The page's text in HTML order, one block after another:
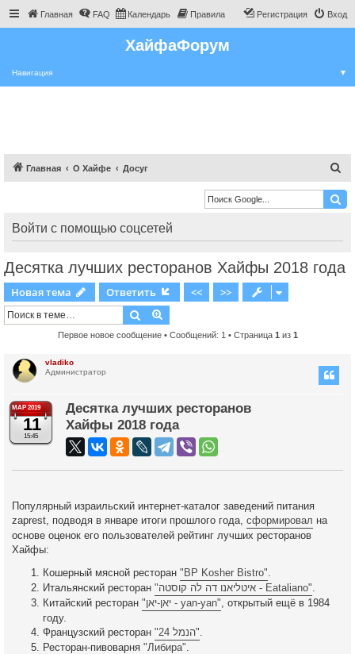
Главная FAQ Календарь Правила Вход
Регистрация
ХайфаФорум
Навигация ▼
Главная О Хайфе Досуг
и
к
Войти с помощью соцсетей
Десятка лучших ресторанов Хайфы 2018 года
Новая тема Ответить <<
>>
Поиск
Первое новое сообщение• Сообщений: 1 • Страница 1 из 1
vladiko
Администратор
МАР 2019
11
15:45
Десятка лучших ресторанов
Хайфы 2018 года
Популярный израильский интернет-каталог заведений питания
zaprest, подводя в январе итоги прошлого года, сформировал на
основе оценок его пользователей рейтинг лучших ресторанов
Хайфы:
Кошерный мясной ресторан "BP Kosher Bistro"
Итальянский ресторан
"איטליאנו דה לה קוסטה - Eataliano"
Китайский ресторан
"יאן-יאן - yan-yan" , открытый ещё в 1984
году.
Французский ресторан
"הנמל 24"
Ресторан-пивоварня "Либира"